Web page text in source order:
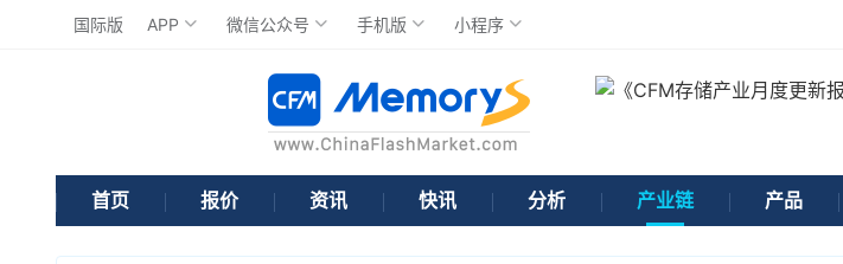
国际版 APP 微信公众号 手机版 小程序
首页 报价 资讯 快讯 分析 产业链 产品